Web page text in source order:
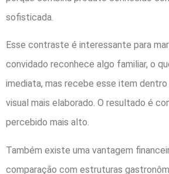
sofisticada.
Esse contraste é interessante para
convidado reconhece algo familiar, o
imediata, mas recebe esse item
visual mais elaborado. O resultado é
percebido mais alto.
Também existe uma vantagem
comparação com estruturas